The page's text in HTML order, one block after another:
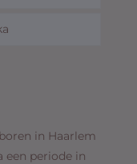
in Haarlem
een periode in